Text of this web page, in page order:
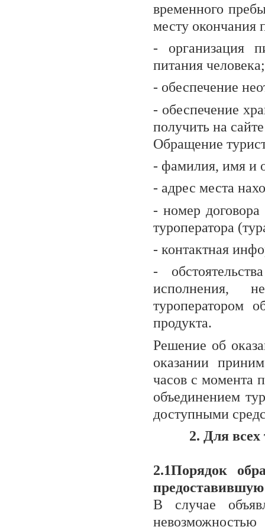
временного
месту окончания
- организация
питания человека;
- обеспечение
- обеспечение
получить на
Обращение
- фамилия, имя и
- адрес места
- номер договора
туроператора
- контактная
-
исполнения,
туроператором
продукта.
Решение об
оказании
часов с момента
объединением
доступными
2. Для
2.1Порядок
предоставившую
В случае
невозможностью